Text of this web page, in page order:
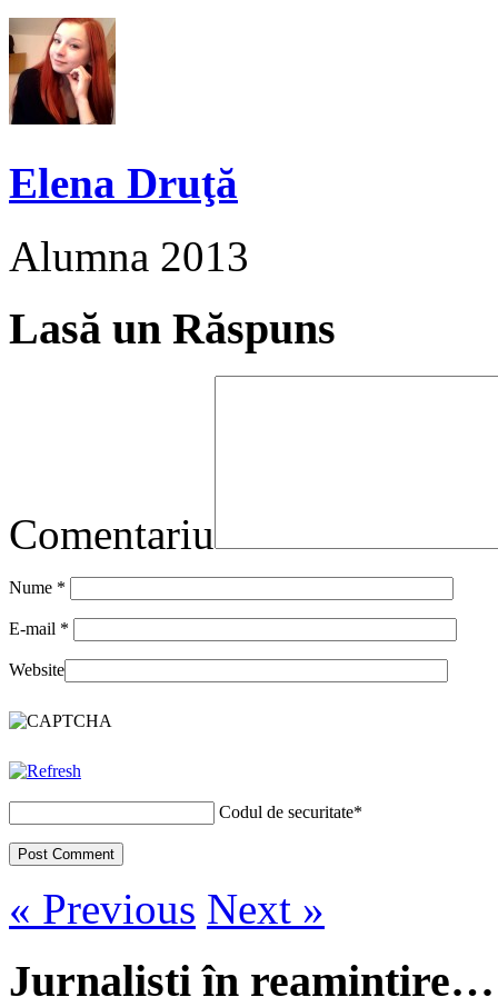
Elena Druţă
Alumna 2013
Lasă un Răspuns
Comentariu
Nume *
E-mail *
Website
Codul de securitate*
« Previous Next »
Jurnalisti în reamintire…